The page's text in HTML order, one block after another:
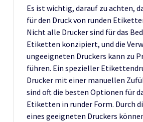
Es ist wichtig, darauf zu achten,
für den Druck von runden
Nicht alle Drucker sind für das
Etiketten konzipiert, und die
ungeeigneten Druckers kann zu
führen. Ein spezieller
Drucker mit einer manuellen
sind oft die besten Optionen für
Etiketten in runder Form. Durch
eines geeigneten Druckers